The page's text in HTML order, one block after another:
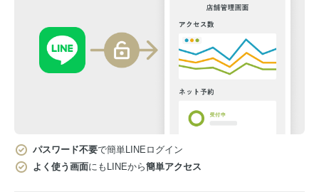
パスワード不要で簡単LINEログイン
よく使う画面にもLINEから簡単アクセス